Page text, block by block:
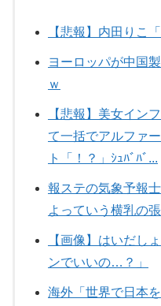
【悲報】内田りこ
ヨーロッパが中国
ｗ
【悲報】美女イン
て一括でアルファ
ト「！？」ｼｭﾊﾞﾊﾞ...
報ステの気象予報
よっていう横乳の張
【画像】はいだし
ンでいいの…？」
海外「世界で日本